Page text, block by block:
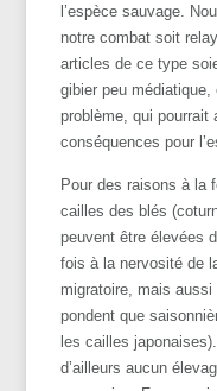
l’espèce sauvage.
notre combat soit
articles de ce type
gibier peu
problème, qui pourrait
conséquences pour
Pour des raisons à la
cailles des blés
peuvent être élevées
fois à la nervosité de
migratoire, mais
pondent que
les cailles
d’ailleurs aucun